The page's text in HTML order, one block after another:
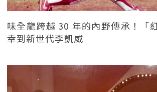
味全龍跨越 30 年的內野傳承！「
幸到新世代李凱威